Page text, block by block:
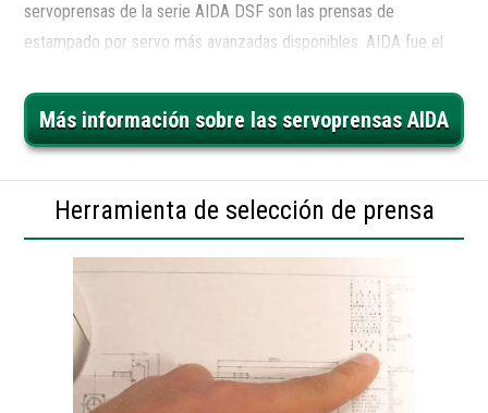
servoprensas de la serie AIDA DSF son las prensas de
estampado por servo más avanzadas disponibles. AIDA fue el
accionamiento directo. En el corazón de todas las servoprensas
de la serie DSF de AIDA se encuentran los servomotores
Más información sobre las servoprensas AIDA
Herramienta de selección de prensa